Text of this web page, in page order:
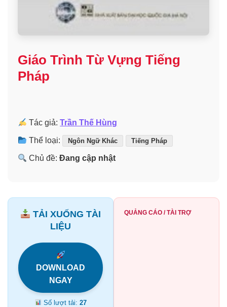
Giáo Trình Từ Vựng Tiếng
Pháp
Tác giả:Trần Thế Hùng
Thể loại: Ngôn Ngữ Khác Tiếng Pháp
Chủ đề:Đang cập nhật
TẢI XUỐNG TÀI
LIỆU
DOWNLOAD
NGAY
Số lượt tải:27
QUẢNG CÁO / TÀI TRỢ